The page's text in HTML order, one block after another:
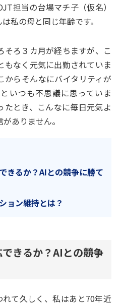
担当の台場マチ子（仮名）
私の母と同じ年齢です。
そろ３カ月が経ちますが、こ
もなく元気に出勤されていま
からそんなにバイタリティが
いつも不思議に思っていま
たとき、こんなに毎日元気よ
ありません。
きるか？AIとの競争に勝て
ョン維持とは？
きるか？AIとの競争
れて久しく、私はあと70年近